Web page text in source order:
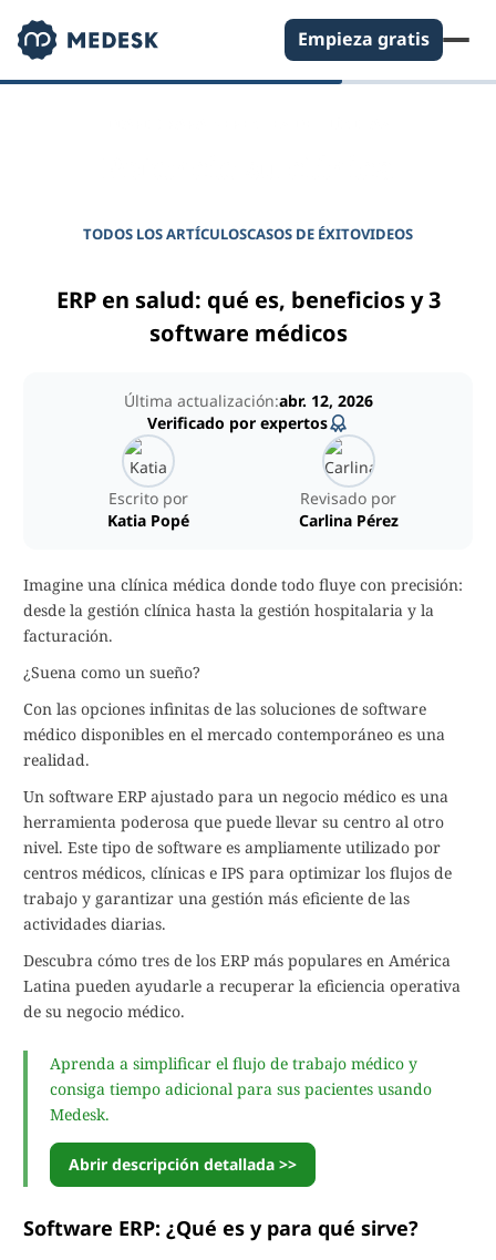
Empieza gratis
TODOS LOS ARTÍCULOSCASOS DE ÉXITOVIDEOS
ERP en salud: qué es, beneficios y 3
software médicos
Escrito por
Katia Popé
Revisado por
Carlina Pérez
Última actualización:abr. 12, 2026
Verificado por expertos
Imagine una clínica médica donde todo fluye con precisión:
desde la gestión clínica hasta la gestión hospitalaria y la
facturación.
¿Suena como un sueño?
Con las opciones infinitas de las soluciones de software
médico disponibles en el mercado contemporáneo es una
realidad.
Un software ERP ajustado para un negocio médico es una
herramienta poderosa que puede llevar su centro al otro
nivel. Este tipo de software es ampliamente utilizado por
centros médicos, clínicas e IPS para optimizar los flujos de
trabajo y garantizar una gestión más eficiente de las
actividades diarias.
Descubra cómo tres de los ERP más populares en América
Latina pueden ayudarle a recuperar la eficiencia operativa
de su negocio médico.
Aprenda a simplificar el flujo de trabajo médico y
consiga tiempo adicional para sus pacientes usando
Medesk.
Abrir descripción detallada >>
Software ERP: ¿Qué es y para qué sirve?